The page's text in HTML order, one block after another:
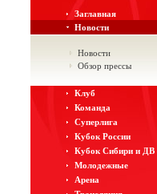
Заглавная
Новости
Новости
Обзор прессы
Клуб
Команда
Суперлига
Кубок России
Кубок Сибири и ДВ
Молодежные
Арена